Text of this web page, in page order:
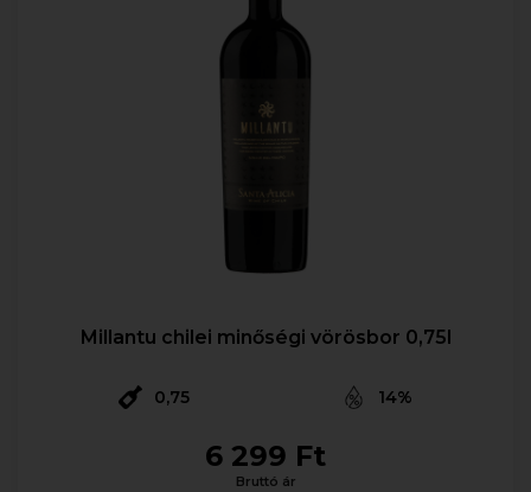
Millantu chilei minőségi vörösbor 0,75l
0,75 14%
6 299 Ft
Bruttó ár